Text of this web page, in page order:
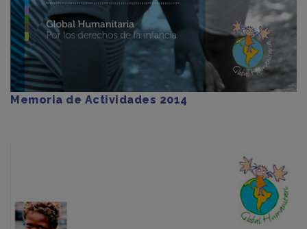
Memoria de Actividades 2014